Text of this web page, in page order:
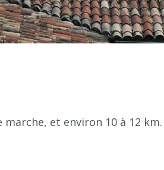
marche, et environ 10 à 12 km.